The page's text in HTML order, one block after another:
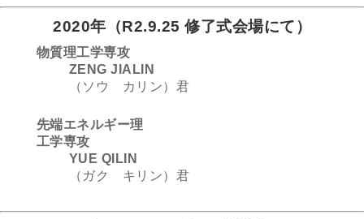
2020年（R2.9.25 修了式会場にて）
物質理工学専攻
ZENG JIALIN
（ソウ カリン）君
先端エネルギー理
工学専攻
YUE QILIN
（ガク キリン）君